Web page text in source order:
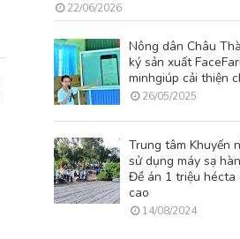
22/06/2026
Nông dân Châu
ký sản xuất
minhgiúp cải thiện
26/05/2025
Trung tâm Khuyến
sử dụng máy sạ
Đề án 1 triệu hécta
cao
14/08/2024